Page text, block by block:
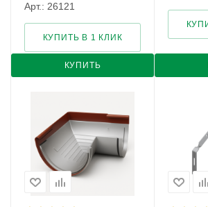
Арт.: 26121
КУПИТЬ
КУПИТЬ В 1 КЛИК